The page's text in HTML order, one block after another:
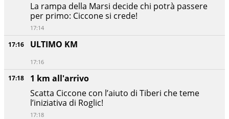
17:18
1 km all'arrivo
Scatta Ciccone con l’aiuto di Tiberi che teme
l’iniziativa di Roglic!
17:18
17:16 ULTIMO KM
17:16
La rampa della Marsi decide chi potrà passere
per primo: Ciccone si crede!
17:14